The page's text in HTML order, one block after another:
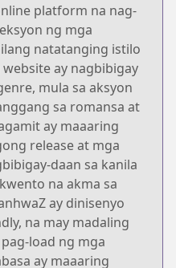
platform na nag-
ng mga
natatanging istilo
ay nagbibigay
mula sa aksyon
sa romansa at
ay maaaring
release at mga
daan sa kanila
na akma sa
ay dinisenyo
na may madaling
load ng mga
ay maaaring